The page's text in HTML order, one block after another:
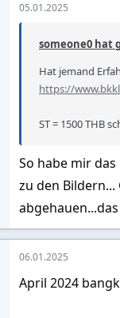
05.01.2025
someone0 hat
Hat jemand
https://
ST = 1500 THB
So habe mir
zu den
06.01.2025
April 2024